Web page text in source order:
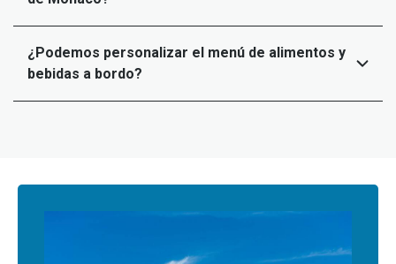
¿Podemos personalizar el menú de alimentos y
bebidas a bordo?